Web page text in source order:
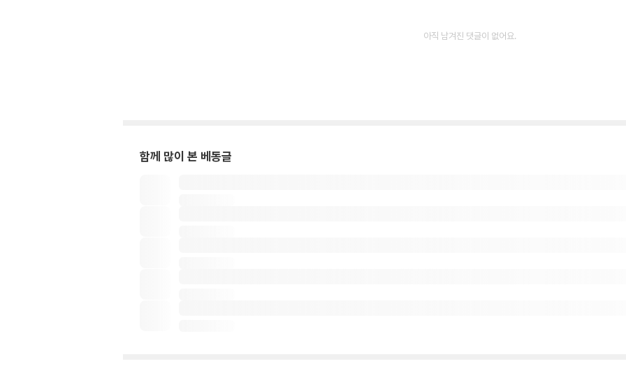
아직 남겨진 댓글이 없어요.
함께 많이 본 베동글